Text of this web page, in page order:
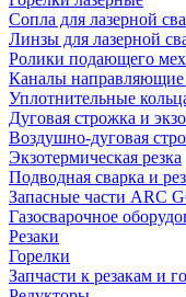
Сопла для лазерной
Линзы для лазерной
Ролики подающего
Каналы направляющие
Уплотнительные
Дуговая строжка и
Воздушно-дуговая
Экзотермическая резка
Подводная сварка и
Запасные части ARC
Газосварочное
Резаки
Горелки
Запчасти к резакам и